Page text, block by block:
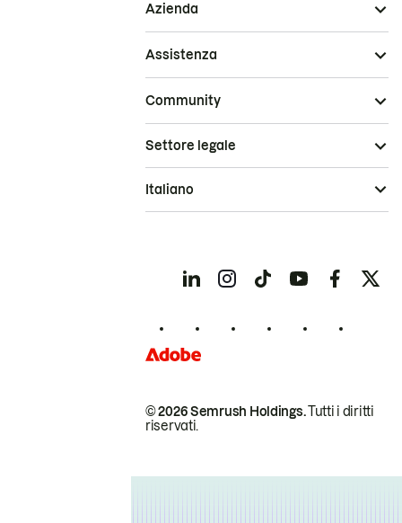
Azienda
Assistenza
Community
© 2026 Semrush Holdings.Tutti i diritti
riservati.
Settore legale
Italiano